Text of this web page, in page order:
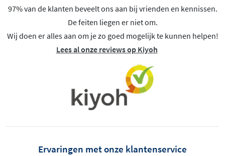
97% van de klanten beveelt ons aan bij vrienden en kennissen.
De feiten liegen er niet om.
Wij doen er alles aan om je zo goed mogelijk te kunnen helpen!
Lees al onze reviews op Kiyoh
Ervaringen met onze klantenservice